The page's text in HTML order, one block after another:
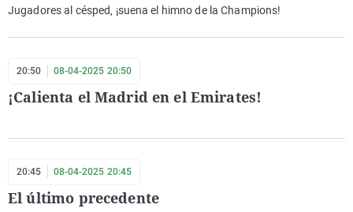
Jugadores al césped, ¡suena el himno de la Champions!
20:50 08-04-2025 20:50
¡Calienta el Madrid en el Emirates!
20:45 08-04-2025 20:45
El último precedente